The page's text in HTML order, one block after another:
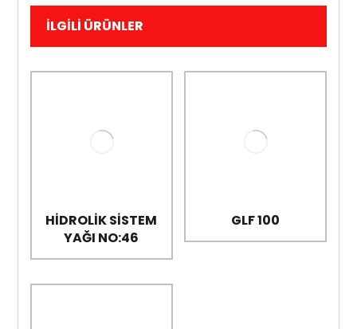
İLGILI ÜRÜNLER
HİDROLİK SİSTEM
YAĞI NO:46
GLF 100